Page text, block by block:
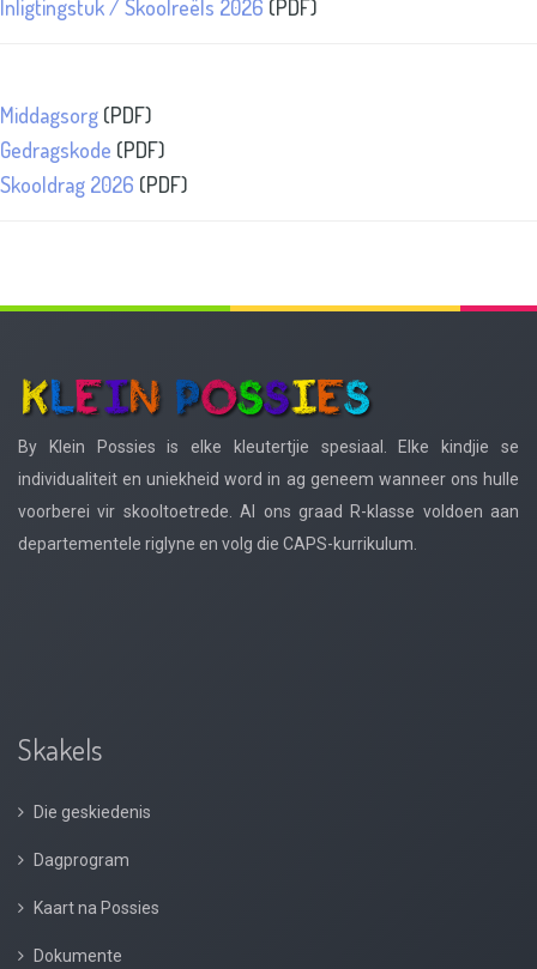
Inligtingstuk / Skoolreëls 2026 (PDF)
Middagsorg (PDF)
Gedragskode (PDF)
Skooldrag 2026 (PDF)
By Klein Possies is elke kleutertjie spesiaal. Elke kindjie se
individualiteit en uniekheid word in ag geneem wanneer ons hulle
voorberei vir skooltoetrede. Al ons graad R-klasse voldoen aan
departementele riglyne en volg die CAPS-kurrikulum.
Skakels
Die geskiedenis
Dagprogram
Kaart na Possies
Dokumente